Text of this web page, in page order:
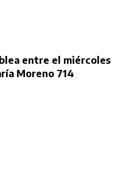
entre el miércoles
Moreno 714